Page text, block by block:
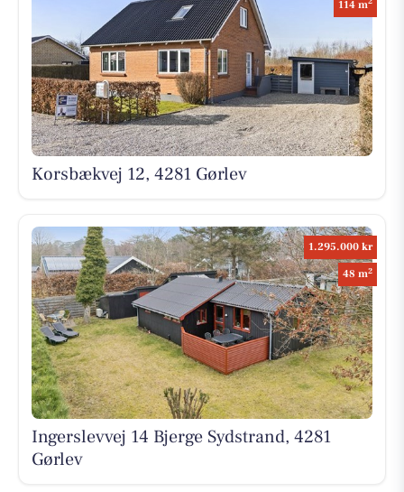
114 m
Korsbækvej 12, 4281 Gørlev
1.295.000 kr
48 m2
Ingerslevvej 14 Bjerge Sydstrand, 4281
Gørlev